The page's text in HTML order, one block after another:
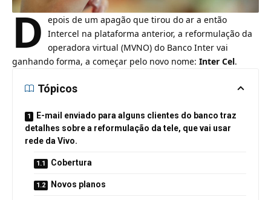
D epois de um apagão que tirou do ar a então
Intercel na plataforma anterior, a reformulação da
operadora virtual (MVNO) do Banco Inter vai
ganhando forma, a começar pelo novo nome: Inter Cel.
Tópicos
E-mail enviado para alguns clientes do banco traz
detalhes sobre a reformulação da tele, que vai usar
rede da Vivo.
Cobertura
Novos planos